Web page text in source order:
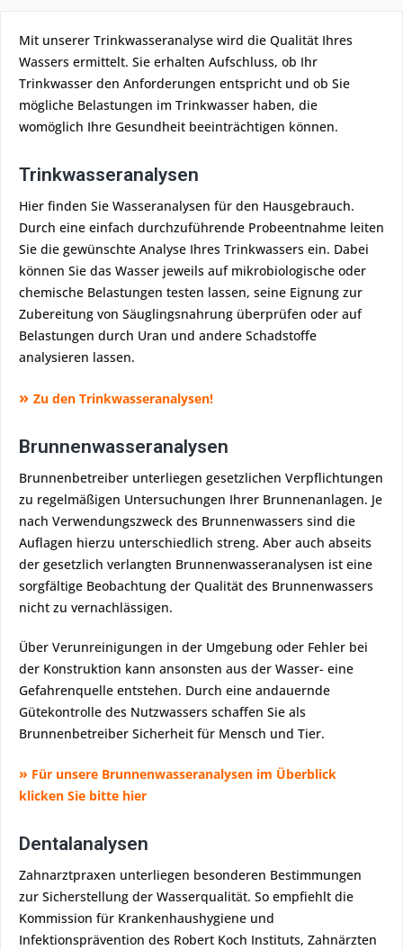
Mit unserer Trinkwasseranalyse wird die Qualität Ihres
Wassers ermittelt. Sie erhalten Aufschluss, ob Ihr
Trinkwasser den Anforderungen entspricht und ob Sie
mögliche Belastungen im Trinkwasser haben, die
womöglich Ihre Gesundheit beeinträchtigen können.
Trinkwasseranalysen
Hier finden Sie Wasseranalysen für den Hausgebrauch.
Durch eine einfach durchzuführende Probeentnahme leiten
Sie die gewünschte Analyse Ihres Trinkwassers ein. Dabei
können Sie das Wasser jeweils auf mikrobiologische oder
chemische Belastungen testen lassen, seine Eignung zur
Zubereitung von Säuglingsnahrung überprüfen oder auf
Belastungen durch Uran und andere Schadstoffe
analysieren lassen.
» Zu den Trinkwasseranalysen!
Brunnenwasseranalysen
Brunnenbetreiber unterliegen gesetzlichen Verpflichtungen
zu regelmäßigen Untersuchungen Ihrer Brunnenanlagen. Je
nach Verwendungszweck des Brunnenwassers sind die
Auflagen hierzu unterschiedlich streng. Aber auch abseits
der gesetzlich verlangten Brunnenwasseranalysen ist eine
sorgfältige Beobachtung der Qualität des Brunnenwassers
nicht zu vernachlässigen.
Über Verunreinigungen in der Umgebung oder Fehler bei
der Konstruktion kann ansonsten aus der Wasser- eine
Gefahrenquelle entstehen. Durch eine andauernde
Gütekontrolle des Nutzwassers schaffen Sie als
Brunnenbetreiber Sicherheit für Mensch und Tier.
» Für unsere Brunnenwasseranalysen im Überblick
klicken Sie bitte hier
Dentalanalysen
Zahnarztpraxen unterliegen besonderen Bestimmungen
zur Sicherstellung der Wasserqualität. So empfiehlt die
Kommission für Krankenhaushygiene und
Infektionsprävention des Robert Koch Instituts, Zahnärzten